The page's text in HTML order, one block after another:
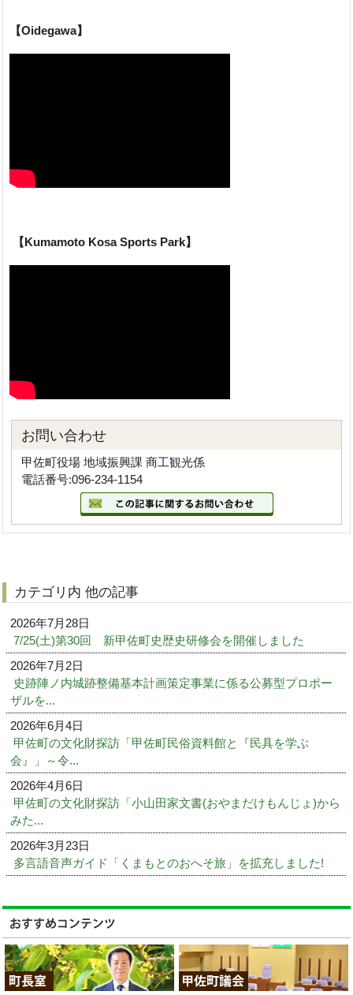
【Oidegawa】
【Kumamoto Kosa Sports Park】
お問い合わせ
甲佐町役場 地域振興課 商工観光係
電話番号:096-234-1154
カテゴリ内 他の記事
2026年7月28日
7/25(土)第30回 新甲佐町史歴史研修会を開催しました
2026年7月2日
史跡陣ノ内城跡整備基本計画策定事業に係る公募型プロポー
ザルを...
2026年6月4日
甲佐町の文化財探訪「甲佐町民俗資料館と『民具を学ぶ
会』」～令...
2026年4月6日
甲佐町の文化財探訪「小山田家文書(おやまだけもんじょ)から
みた...
2026年3月23日
多言語音声ガイド「くまもとのおへそ旅」を拡充しました!